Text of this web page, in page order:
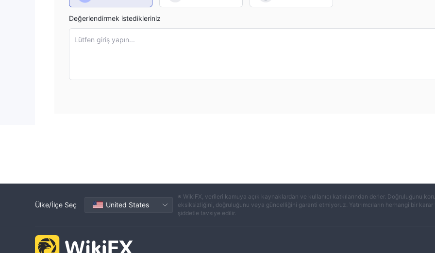
Değerlendirmek istedikleriniz
Lütfen giriş yapın...
Ülke/İlçe Seç United States
※ WikiFX, verileri kamuya açık kaynaklardan ve kullanıcı katkılarından derler. Doğruluğunu
eksiksizliğini, doğruluğunu veya güncelliğini garanti etmiyoruz. Yatırımcıların herhangi bir
şiddetle tavsiye edilir.